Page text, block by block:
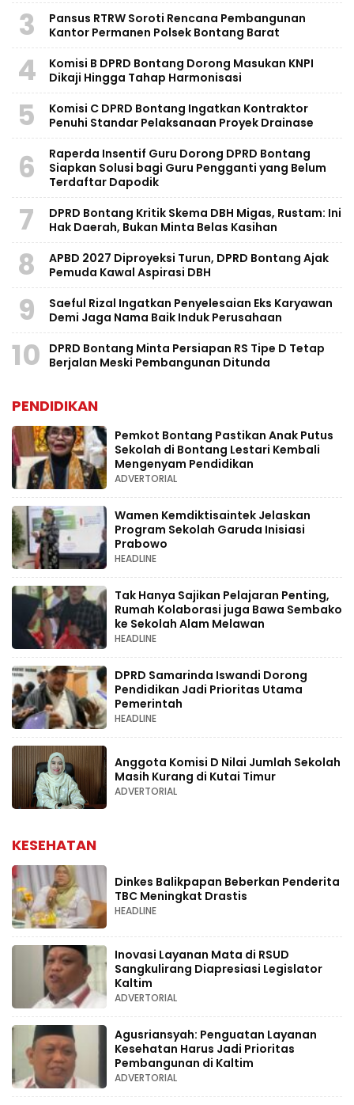
3
Pansus RTRW Soroti Rencana Pembangunan
Kantor Permanen Polsek Bontang Barat
4
Komisi B DPRD Bontang Dorong Masukan KNPI
Dikaji Hingga Tahap Harmonisasi
5
Komisi C DPRD Bontang Ingatkan Kontraktor
Penuhi Standar Pelaksanaan Proyek Drainase
6
Raperda Insentif Guru Dorong DPRD Bontang
Siapkan Solusi bagi Guru Pengganti yang Belum
Terdaftar Dapodik
7
DPRD Bontang Kritik Skema DBH Migas, Rustam: Ini
Hak Daerah, Bukan Minta Belas Kasihan
8
APBD 2027 Diproyeksi Turun, DPRD Bontang Ajak
Pemuda Kawal Aspirasi DBH
9
Saeful Rizal Ingatkan Penyelesaian Eks Karyawan
Demi Jaga Nama Baik Induk Perusahaan
10
DPRD Bontang Minta Persiapan RS Tipe D Tetap
Berjalan Meski Pembangunan Ditunda
PENDIDIKAN
Pemkot Bontang Pastikan Anak Putus
Sekolah di Bontang Lestari Kembali
Mengenyam Pendidikan
ADVERTORIAL
Wamen Kemdiktisaintek Jelaskan
Program Sekolah Garuda Inisiasi
Prabowo
HEADLINE
Tak Hanya Sajikan Pelajaran Penting,
Rumah Kolaborasi juga Bawa Sembako
ke Sekolah Alam Melawan
HEADLINE
DPRD Samarinda Iswandi Dorong
Pendidikan Jadi Prioritas Utama
Pemerintah
HEADLINE
Anggota Komisi D Nilai Jumlah Sekolah
Masih Kurang di Kutai Timur
ADVERTORIAL
KESEHATAN
Dinkes Balikpapan Beberkan Penderita
TBC Meningkat Drastis
HEADLINE
Inovasi Layanan Mata di RSUD
Sangkulirang Diapresiasi Legislator
Kaltim
ADVERTORIAL
Agusriansyah: Penguatan Layanan
Kesehatan Harus Jadi Prioritas
Pembangunan di Kaltim
ADVERTORIAL